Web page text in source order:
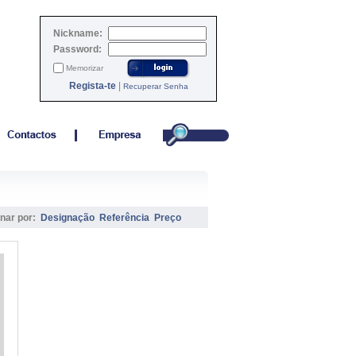
Nickname:
Password:
Memorizar
Regista-te| Recuperar Senha
por: Designação Referência Preço